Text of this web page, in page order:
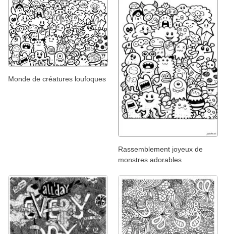
Monde de créatures loufoques
Rassemblement joyeux de
monstres adorables